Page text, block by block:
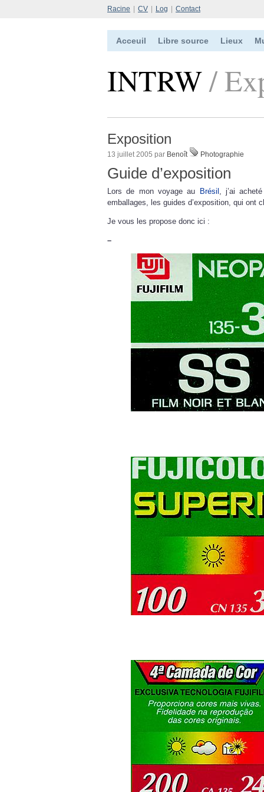
Racine CV Log Contact
Acceuil Libre source Lieux
INTRW/
Exposition
13 juillet 2005 par Benoît Photographie
Guide d’exposition
Lors de mon voyage au Brésil
, j’ai
emballages, les guides d’exposition, qui ont
Je vous les propose donc ici :
–